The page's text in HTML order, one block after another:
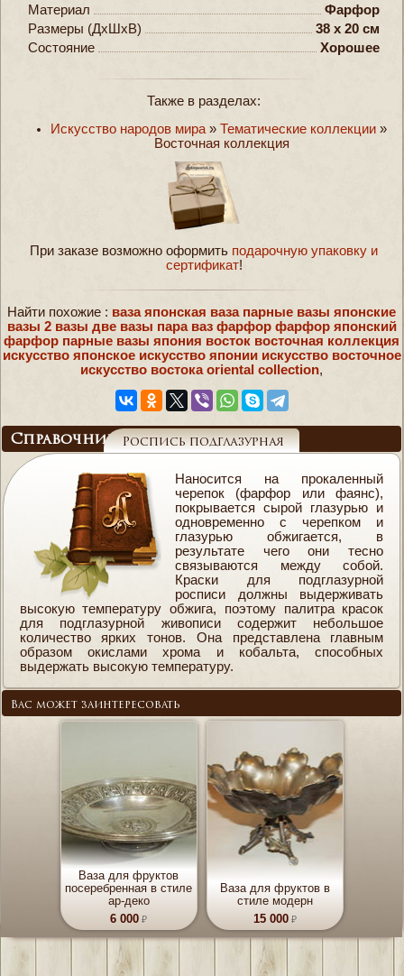
Материал
Фарфор
Размеры (ДxШxВ)
38 x 20 см
Состояние
Хорошее
Также в разделах:
Искусство народов мира » Тематические коллекции »
Восточная коллекция
При заказе возможно оформить подарочную упаковку и
сертификат!
Найти похожие : ваза японская ваза парные вазы японские
вазы 2 вазы две вазы пара ваз фарфор фарфор японский
фарфор парные вазы япония восток восточная коллекция
искусство японское искусство японии искусство восточное
искусство востока oriental collection,
Справочник Роспись подглазурная
Наносится на прокаленный
черепок (фарфор или фаянс),
покрывается сырой глазурью и
одновременно с черепком и
глазурью обжигается, в
результате чего они тесно
связываются между собой.
Краски для подглазурной
росписи должны выдерживать
высокую температуру обжига, поэтому палитра красок
для подглазурной живописи содержит небольшое
количество ярких тонов. Она представлена главным
образом окислами хрома и кобальта, способных
выдержать высокую температуру.
Вас может заинтересовать
Ваза для фруктов
посеребренная в стиле
ар-деко
6 000
Ваза для фруктов в
стиле модерн
15 000